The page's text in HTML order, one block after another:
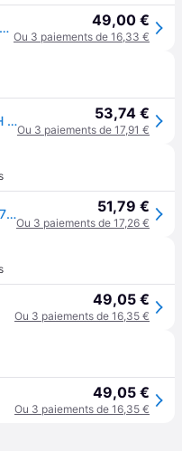
Nankang NK All Season Plus N-607+ ( 175/55 R15 77H ) 49,00 €
Ou 3 paiements de 16,33 €
NANKANG N-607+ 175/55R15 77H MFS 53,74 €
Ou 3 paiements de 17,91 €
Nankang NK All Season Plus N-607+ ( 175/55 R15 77H ) 51,79 €
Ou 3 paiements de 17,26 €
49,05 €
Ou 3 paiements de 16,35 €
49,05 €
Ou 3 paiements de 16,35 €